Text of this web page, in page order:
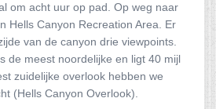
om acht uur op pad. Op weg naar
Hells Canyon Recreation Area. Er
van de canyon drie viewpoints.
de meest noordelijke en ligt 40 mijl
zuidelijke overlook hebben we
(Hells Canyon Overlook).